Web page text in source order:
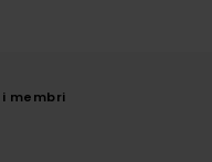
membri